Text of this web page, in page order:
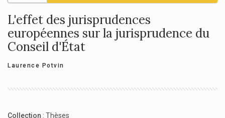
L'effet des jurisprudences
européennes sur la jurisprudence du
Conseil d'État
Laurence Potvin
Collection : Thèses